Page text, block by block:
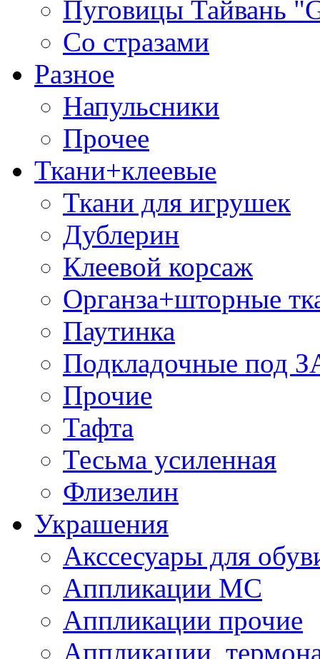
Пуговицы Тайвань
Со стразами
Разное
Напульсники
Прочее
Ткани+клеевые
Ткани для игрушек
Дублерин
Клеевой корсаж
Органза+шторные
Паутинка
Подкладочные под
Прочие
Тафта
Тесьма усиленная
Флизелин
Украшения
Акссесуары для
Аппликации МС
Аппликации прочие
Аппликации,